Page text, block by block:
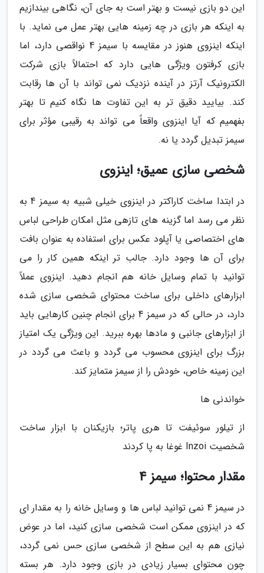
این دو بازی نیست و بهتر است به جای آن، نگاهی بیندازیم
به اینکه هر بازی در چه زمینه هایی بهتر عمل می نماید. با
اینکه اینزوی هنوز در مقایسه با سیمز 4 نواقصی دارد، اما
بازی کرفتون ویژگی هایی دارد که احتمالاً بازی شرکت
الکترونیک آرتز در آینده نزدیک نمی تواند با آن ها رقابت
کند. بیایید دقیق تر به این تفاوت ها نگاه کنیم تا بهتر
بفهمیم که آیا اینزوی واقعاً می تواند به رقیبی مؤثر برای
سیمز تبدیل گردد یا نه.
شخصی سازی عمیق؛ اینزوی
در ابتدا ساخت کاراکتر در اینزوی خیلی شبیه به سیمز 4 به
نظر می رسد اما گزینه های تازهی مثل امکان طراحی لباس
های اختصاصی یا آپلود عکس برای استفاده به عنوان بافت
برای آن ها وجود دارد. جالب تر اینکه همین کار را می
توانید با تمام وسایل خانه هم انجام دهید. اینزوی عملاً
ابزارهای داخلی برای ساخت محتوای شخصی سازی شده
دارد، در حالی که در سیمز 4 برای انجام چنین کارهایی باید
از ابزارهای جانبی و مادها بهره ببرید. این ویژگی یک امتیاز
بزرگ برای اینزوی محسوب می گردد و باعث می گردد در
این زمینه خاص، خودش را از سیمز متمایز کند.
خواندنی ها
از تیلور سوئیفت تا هری پاتر؛ بازیکنان با ابزار ساخت
شخصیت Inzoi غوغا به پا کردند
مقدار محتوا؛ سیمز 4
در سیمز 4 نمی توانید لباس ها و وسایل خانه را به مقدار ای
که در اینزوی ممکن است شخصی سازی کنید، اما در عوض
نیازی هم به این سطح از شخصی سازی حس نمی گردد،
چون محتوای بسیار زیادی در بازی وجود دارد. هر بسته